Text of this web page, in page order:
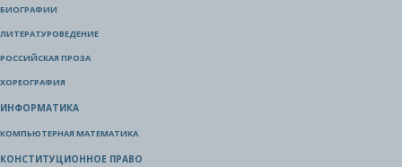
БИОГРАФИИ
ЛИТЕРАТУРОВЕДЕНИЕ
РОССИЙСКАЯ ПРОЗА
ХОРЕОГРАФИЯ
ИНФОРМАТИКА
КОМПЬЮТЕРНАЯ МАТЕМАТИКА
КОНСТИТУЦИОННОЕ ПРАВО